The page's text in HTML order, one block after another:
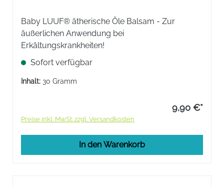
Baby LUUF® ätherische Öle Balsam - Zur
äußerlichen Anwendung bei
Erkältungskrankheiten!
Sofort verfügbar
Inhalt: 30 Gramm
9,90 €*
Preise inkl. MwSt. zzgl. Versandkosten
In den Warenkorb